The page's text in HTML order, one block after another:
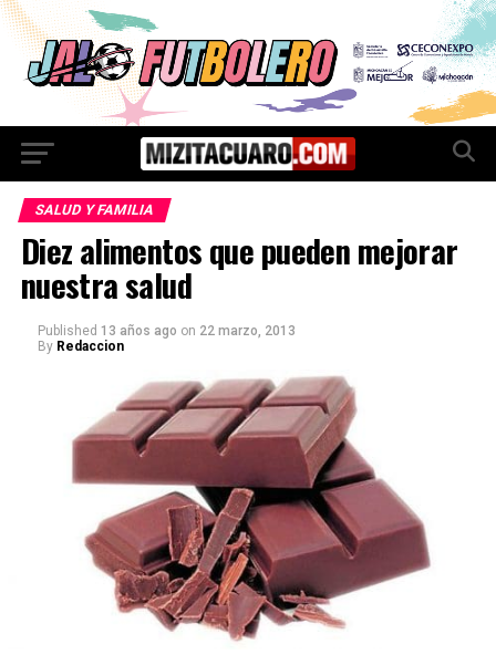
SALUD Y FAMILIA
Diez alimentos que pueden mejorar
nuestra salud
Published 13 años ago on 22 marzo, 2013
By Redaccion